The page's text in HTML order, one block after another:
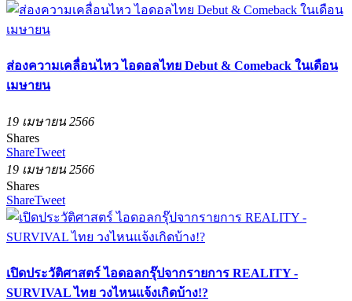
ส่องความเคลื่อนไหว ไอดอลไทย Debut & Comeback ในเดือน
เมษายน
19 เมษายน 2566
Shares
ShareTweet
19 เมษายน 2566
Shares
ShareTweet
เปิดประวัติศาสตร์ ไอดอลกรุ๊ปจากรายการ REALITY -
SURVIVAL ไทย วงไหนแจ้งเกิดบ้าง!?